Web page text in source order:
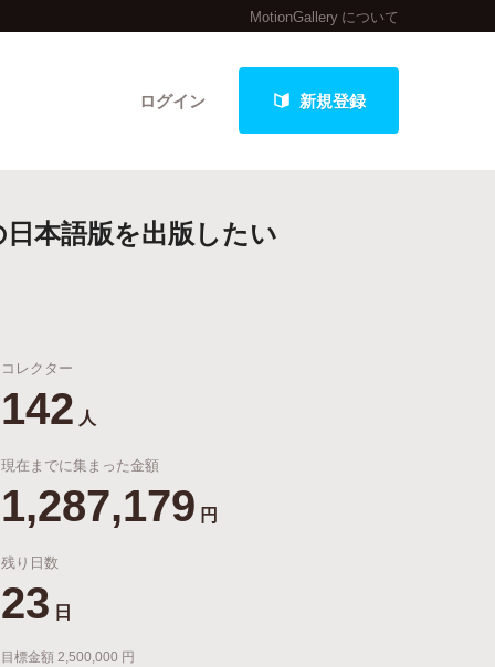
MotionGallery について
ログイン 新規登録
ト
最新進捗報告から探す
日本語版を出版したい
コレクター
142 人
現在までに集まった金額
1,287,179 円
残り日数
23 日
目標金額 2,500,000 円